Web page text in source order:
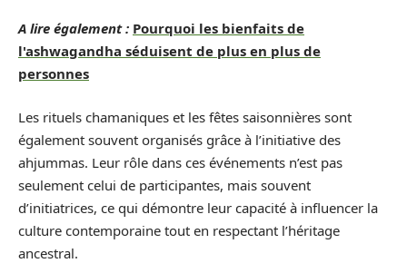
A lire également : Pourquoi les bienfaits de
l'ashwagandha séduisent de plus en plus de
personnes
Les rituels chamaniques et les fêtes saisonnières sont
également souvent organisés grâce à l’initiative des
ahjummas. Leur rôle dans ces événements n’est pas
seulement celui de participantes, mais souvent
d’initiatrices, ce qui démontre leur capacité à influencer la
culture contemporaine tout en respectant l’héritage
ancestral.